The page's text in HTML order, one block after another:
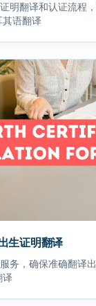
明翻译和认证流程
其语翻译
生证明翻译
务，确保准确翻译
译